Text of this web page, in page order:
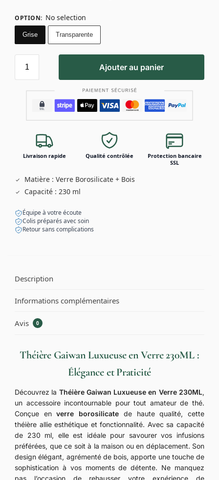
OPTION: No selection
Grise Transparente
Ajouter au panier
Livraison rapide Qualité contrôlée
Protection bancaire
SSL
Matière : Verre Borosilicate + Bois
Capacité : 230 ml
Équipe à votre écoute
Colis préparés avec soin
Retour sans complications
Description
Informations complémentaires
Avis 0
Théière Gaiwan Luxueuse en Verre 230ML :
Élégance et Praticité
Découvrez la Théière Gaiwan Luxueuse en Verre 230ML,
un accessoire incontournable pour tout amateur de thé.
Conçue enverre borosilicate de haute qualité, cette
théière allie esthétique et fonctionnalité. Avec sa capacité
de 230 ml, elle est idéale pour savourer vos infusions
préférées, que ce soit à la maison ou en déplacement. Son
design élégant, agrémenté de bois, apporte une touche de
sophistication à vos moments de détente. Ne manquez
pas l’occasion de rehausser votre expérience de